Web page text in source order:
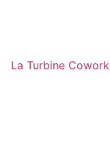
La Turbine Cowork